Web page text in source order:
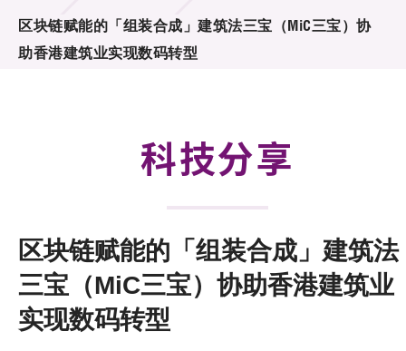
项目及资助计划
活动及消息
区块链赋能的「组装合成」建筑法三宝（MiC三宝）协
助香港建筑业实现数码转型
科技分享
区块链赋能的「组装合成」建筑法
三宝（MiC三宝）协助香港建筑业
实现数码转型